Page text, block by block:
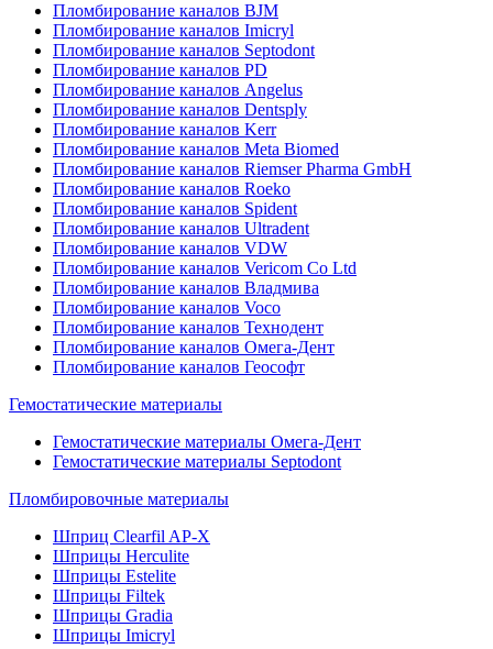
Пломбирование каналов BJM
Пломбирование каналов Imicryl
Пломбирование каналов Septodont
Пломбирование каналов PD
Пломбирование каналов Angelus
Пломбирование каналов Dentsply
Пломбирование каналов Kerr
Пломбирование каналов Meta Biomed
Пломбирование каналов Riemser Pharma GmbH
Пломбирование каналов Roeko
Пломбирование каналов Spident
Пломбирование каналов Ultradent
Пломбирование каналов VDW
Пломбирование каналов Vericom Co Ltd
Пломбирование каналов Владмива
Пломбирование каналов Voco
Пломбирование каналов Технодент
Пломбирование каналов Омега-Дент
Пломбирование каналов Геософт
Гемостатические материалы
Гемостатические материалы Омега-Дент
Гемостатические материалы Septodont
Пломбировочные материалы
Шприц Clearfil AP-X
Шприцы Herculite
Шприцы Estelite
Шприцы Filtek
Шприцы Gradia
Шприцы Imicryl